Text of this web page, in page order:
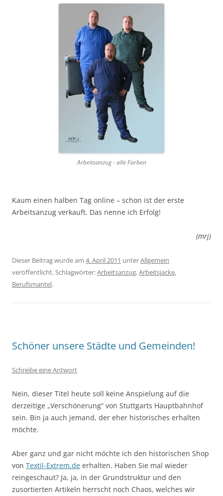
Arbeitsanzug - alle Farben
Kaum einen halben Tag online – schon ist der erste
Arbeitsanzug verkauft. Das nenne ich Erfolg!
(mrj)
Dieser Beitrag wurde am 4. April 2011 unterAllgemein
veröffentlicht. Schlagwörter:Arbeitsanzug,Arbeitsjacke,
Berufsmantel.
Schöner unsere Städte und Gemeinden!
Schreibe eine Antwort
Nein, dieser Titel heute soll keine Anspielung auf die
derzeitige „Verschönerung“ von Stuttgarts Hauptbahnhof
sein. Bin ja auch jemand, der eher historisches erhalten
möchte.
Aber ganz und gar nicht möchte ich den historischen Shop
von Textil-Extrem.de erhalten. Haben Sie mal wieder
reingeschaut? Ja, ja, in der Grundstruktur und den
zusortierten Artikeln herrscht noch Chaos, welches wir